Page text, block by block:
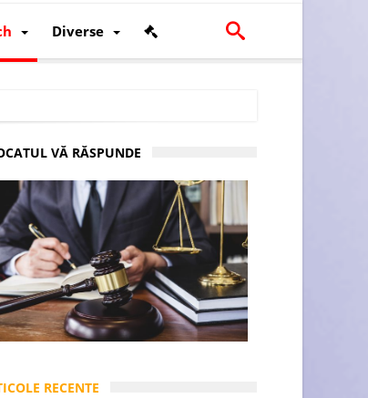
Diverse
și poziției României în U.E.
VĂ RĂSPUNDE
RECENTE